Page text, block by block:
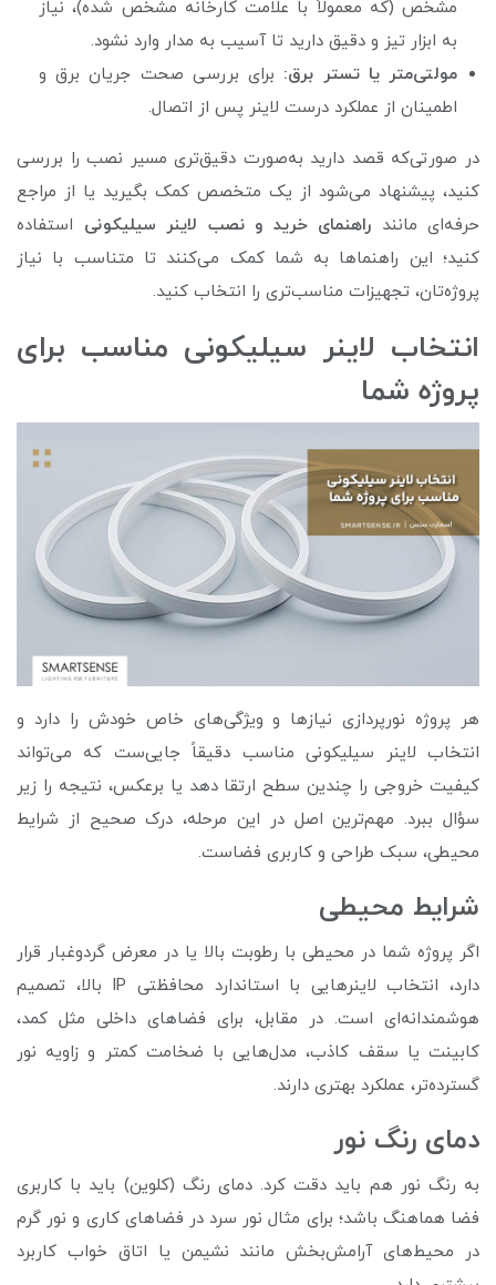
مشخص (که معمولاً با علامت کارخانه مشخص شده)، نیاز
به ابزار تیز و دقیق دارید تا آسیب به مدار وارد نشود.
مولتی‌متر یا تستر برق: برای بررسی صحت جریان برق و
اطمینان از عملکرد درست لاینر پس از اتصال.
در صورتی‌که قصد دارید به‌صورت دقیق‌تری مسیر نصب را بررسی
کنید، پیشنهاد می‌شود از یک متخصص کمک بگیرید یا از مراجع
حرفه‌ای مانند راهنمای خرید و نصب لاینر سیلیکونی استفاده
کنید؛ این راهنماها به شما کمک می‌کنند تا متناسب با نیاز
پروژه‌تان، تجهیزات مناسب‌تری را انتخاب کنید.
انتخاب لاینر سیلیکونی مناسب برای
پروژه شما
هر پروژه نورپردازی نیازها و ویژگی‌های خاص خودش را دارد و
انتخاب لاینر سیلیکونی مناسب دقیقاً جایی‌ست که می‌تواند
کیفیت خروجی را چندین سطح ارتقا دهد یا برعکس، نتیجه را زیر
سؤال ببرد. مهم‌ترین اصل در این مرحله، درک صحیح از شرایط
محیطی، سبک طراحی و کاربری فضاست.
شرایط محیطی
اگر پروژه شما در محیطی با رطوبت بالا یا در معرض گردوغبار قرار
دارد، انتخاب لاینرهایی با استاندارد محافظتی IP بالا، تصمیم
هوشمندانه‌ای است. در مقابل، برای فضاهای داخلی مثل کمد،
کابینت یا سقف کاذب، مدل‌هایی با ضخامت کمتر و زاویه نور
گسترده‌تر، عملکرد بهتری دارند.
دمای رنگ نور
به رنگ نور هم باید دقت کرد. دمای رنگ (کلوین) باید با کاربری
فضا هماهنگ باشد؛ برای مثال نور سرد در فضاهای کاری و نور گرم
در محیط‌های آرامش‌بخش مانند نشیمن یا اتاق خواب کاربرد